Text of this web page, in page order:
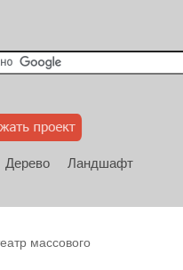
Дерево Ландшафт
массового